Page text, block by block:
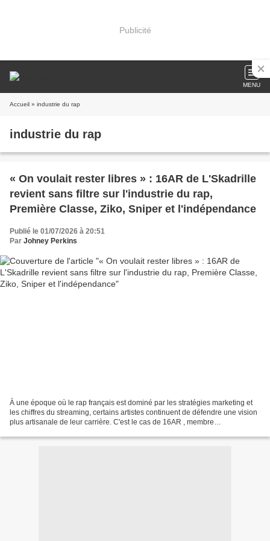
Publicité
MENU
Accueil » industrie du rap
industrie du rap
« On voulait rester libres » : 16AR de L'Skadrille
revient sans filtre sur l'industrie du rap,
Première Classe, Ziko, Sniper et l'indépendance
Publié le 01/07/2026 à 20:51
Par Johney Perkins
À une époque où le rap français est dominé par les stratégies marketing et
les chiffres du streaming, certains artistes continuent de défendre une vision
plus artisanale de leur carrière. C'est le cas de 16AR , membre